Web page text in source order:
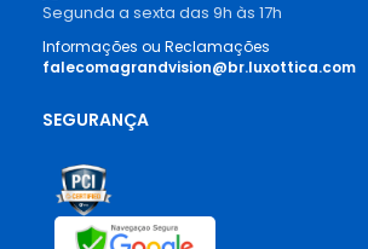
Segunda a sexta das 9h às 17h
Informações ou Reclamações
falecomagrandvision@br.luxottica.com
SEGURANÇA